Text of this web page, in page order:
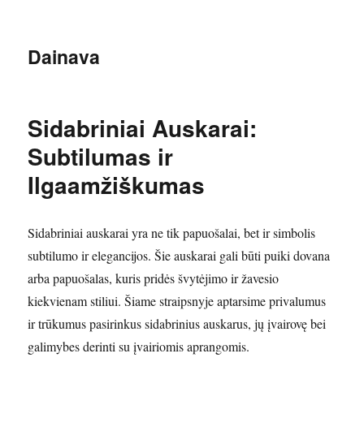
Dainava
Sidabriniai Auskarai:
Subtilumas ir
Ilgaamžiškumas
Sidabriniai auskarai yra ne tik papuošalai, bet ir simbolis
subtilumo ir elegancijos. Šie auskarai gali būti puiki dovana
arba papuošalas, kuris pridės švytėjimo ir žavesio
kiekvienam stiliui. Šiame straipsnyje aptarsime privalumus
ir trūkumus pasirinkus sidabrinius auskarus, jų įvairovę bei
galimybes derinti su įvairiomis aprangomis.